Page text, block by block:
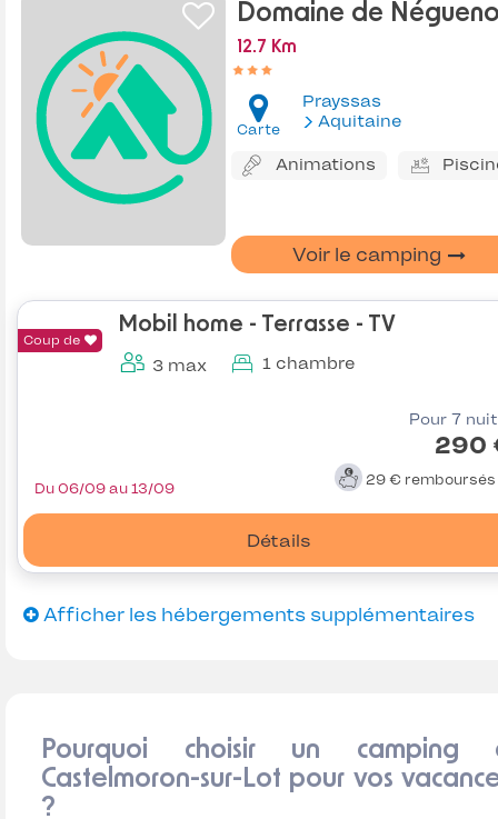
Domaine de
12.7 Km
Carte
Prayssas
Aquitaine
Animations
Voir le camping
Coup de
Mobil home - Terrasse - TV
3 max 1 chambre
Pour 7
290
29 € remboursés
Détails
Du 06/09 au 13/09
Afficher les hébergements supplémentaires
Pourquoi choisir un camping
Castelmoron-sur-Lot pour vos
?